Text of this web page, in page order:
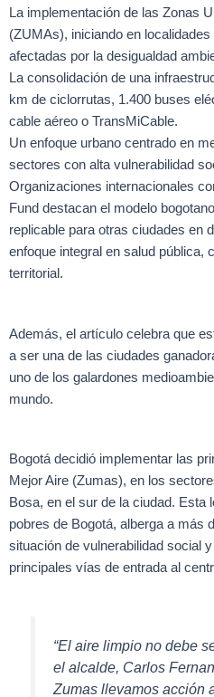
La implementación de las Zonas
(ZUMAs), iniciando en
afectadas por la desigualdad
La consolidación de una
km de ciclorrutas, 1.400 buses
cable aéreo o TransMiCable.
Un enfoque urbano centrado en
sectores con alta vulnerabilidad
Organizaciones internacionales
Fund destacan el modelo
replicable para otras ciudades en
enfoque integral en salud pública,
territorial.
Además, el artículo celebra que
a ser una de las ciudades
uno de los galardones
mundo.
Bogotá decidió implementar las
Mejor Aire (Zumas), en los
Bosa, en el sur de la ciudad. Esta
pobres de Bogotá, alberga a más
situación de vulnerabilidad social
principales vías de entrada al
“El aire limpio no debe
el alcalde, Carlos
Zumas llevamos acción